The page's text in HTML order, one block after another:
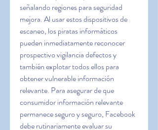
señalando regiones para seguridad
mejora. Al usar estos dispositivos de
escaneo, los piratas informáticos
pueden inmediatamente reconocer
prospectivo vigilancia defectos y
también explotar todos ellos para
obtener vulnerable información
relevante. Para asegurar de que
consumidor información relevante
permanece seguro y seguro, Facebook
debe rutinariamente evaluar su